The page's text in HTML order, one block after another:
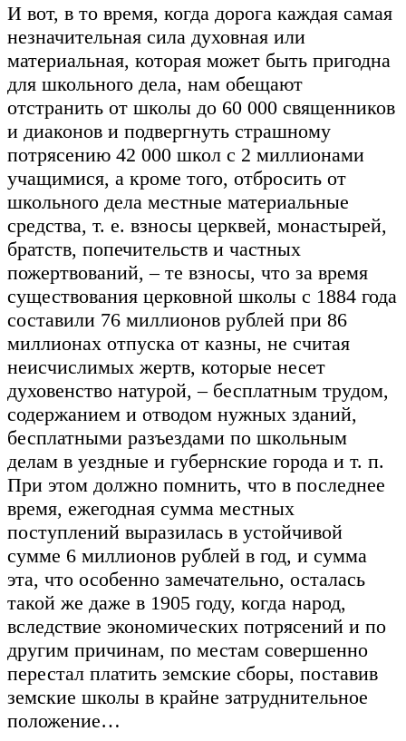
И вот, в то время, когда дорога каждая самая
незначительная сила духовная или
материальная, которая может быть пригодна
для школьного дела, нам обещают
отстранить от школы до 60 000 священников
и диаконов и подвергнуть страшному
потрясению 42 000 школ с 2 миллионами
учащимися, а кроме того, отбросить от
школьного дела местные материальные
средства, т. е. взносы церквей, монастырей,
братств, попечительств и частных
пожертвований, – те взносы, что за время
существования церковной школы с 1884 года
составили 76 миллионов рублей при 86
миллионах отпуска от казны, не считая
неисчислимых жертв, которые несет
духовенство натурой, – бесплатным трудом,
содержанием и отводом нужных зданий,
бесплатными разъездами по школьным
делам в уездные и губернские города и т. п.
При этом должно помнить, что в последнее
время, ежегодная сумма местных
поступлений выразилась в устойчивой
сумме 6 миллионов рублей в год, и сумма
эта, что особенно замечательно, осталась
такой же даже в 1905 году, когда народ,
вследствие экономических потрясений и по
другим причинам, по местам совершенно
перестал платить земские сборы, поставив
земские школы в крайне затруднительное
положение…